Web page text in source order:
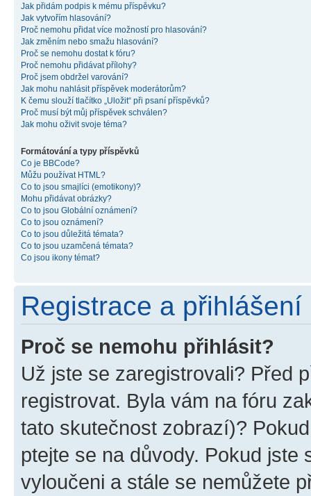
Jak přidám podpis k mému příspěvku?
Jak vytvořím hlasování?
Proč nemohu přidat více možností pro hlasování?
Jak změním nebo smažu hlasování?
Proč se nemohu dostat k fóru?
Proč nemohu přidávat přílohy?
Proč jsem obdržel varování?
Jak mohu nahlásit příspěvek moderátorům?
K čemu slouží tlačítko „Uložit“ při psaní příspěvků?
Proč musí být můj příspěvek schválen?
Jak mohu oživit svoje téma?
Formátování a typy příspěvků
Co je BBCode?
Můžu používat HTML?
Co to jsou smajlíci (emotikony)?
Mohu přidávat obrázky?
Co to jsou Globální oznámení?
Co to jsou oznámení?
Co to jsou důležitá témata?
Co to jsou uzamčená témata?
Co jsou ikony témat?
Registrace a přihlášení
Proč se nemohu přihlásit?
Už jste se zaregistrovali? Před
registrovat. Byla vám na fóru
tato skutečnost zobrazí)?
ptejte se na důvody. Pokud jste
vyloučeni a stále se nemůžete